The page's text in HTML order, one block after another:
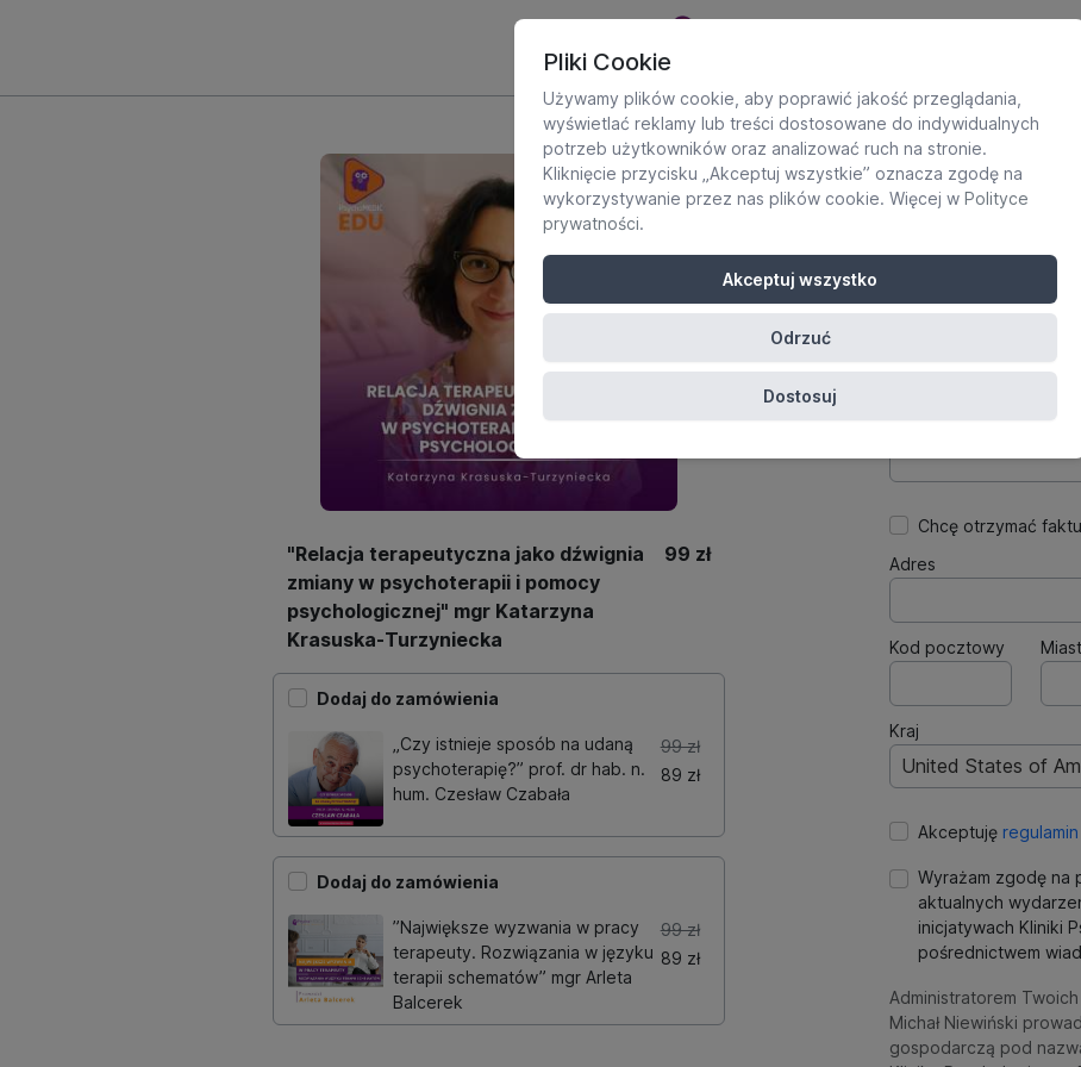
"Relacja terapeutyczna jako dźwignia
zmiany w psychoterapii i pomocy
psychologicznej" mgr Katarzyna
Krasuska-Turzyniecka
99 zł
Dodaj do zamówienia
„Czy istnieje sposób na udaną
psychoterapię?” prof. dr hab. n.
hum. Czesław Czabała
99 zł
89 zł
Dodaj do zamówienia
”Największe wyzwania w pracy
terapeuty. Rozwiązania w języku
terapii schematów” mgr Arleta
Balcerek
99 zł
89 zł
Dane uczestnika
Potrzebne do
Imię
Hasło
Chcę otrzymać
Adres
Kod pocztowy
Kraj
United States of
Akceptuję regulamin
Wyrażam zgodę na
aktualnych
inicjatywach Kliniki
pośrednictwem
Administratorem
Michał Niewiński
gospodarczą pod
Pliki Cookie
Używamy plików cookie, aby poprawić jakość przeglądania,
wyświetlać reklamy lub treści dostosowane do indywidualnych
potrzeb użytkowników oraz analizować ruch na stronie.
Kliknięcie przycisku „Akceptuj wszystkie” oznacza zgodę na
wykorzystywanie przez nas plików cookie. Więcej w Polityce
prywatności.
Akceptuj wszystko
Odrzuć
Dostosuj